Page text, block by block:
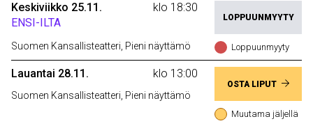
Keskiviikko 25.11.
klo 18:30
ENSI-ILTA
Suomen Kansallisteatteri, Pieni näyttämö
LOPPUUNMYYTY
Loppuunmyyty
Lauantai 28.11. klo 13:00
Suomen Kansallisteatteri, Pieni näyttämö
OSTA LIPUT
Muutama jäljellä